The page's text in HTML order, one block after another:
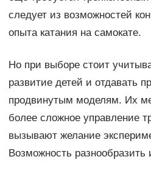
следует из возможностей
опыта катания на самокате.
Но при выборе стоит
развитие детей и отдавать
продвинутым моделям. Их
более сложное управление
вызывают желание
Возможность